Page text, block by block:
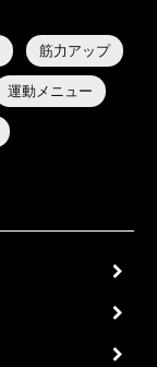
筋力アップ
運動メニュー